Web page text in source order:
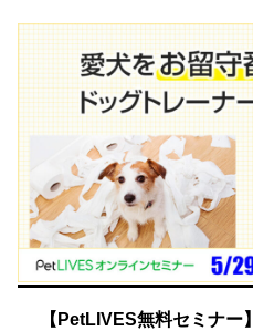
【PetLIVES無料セミナー